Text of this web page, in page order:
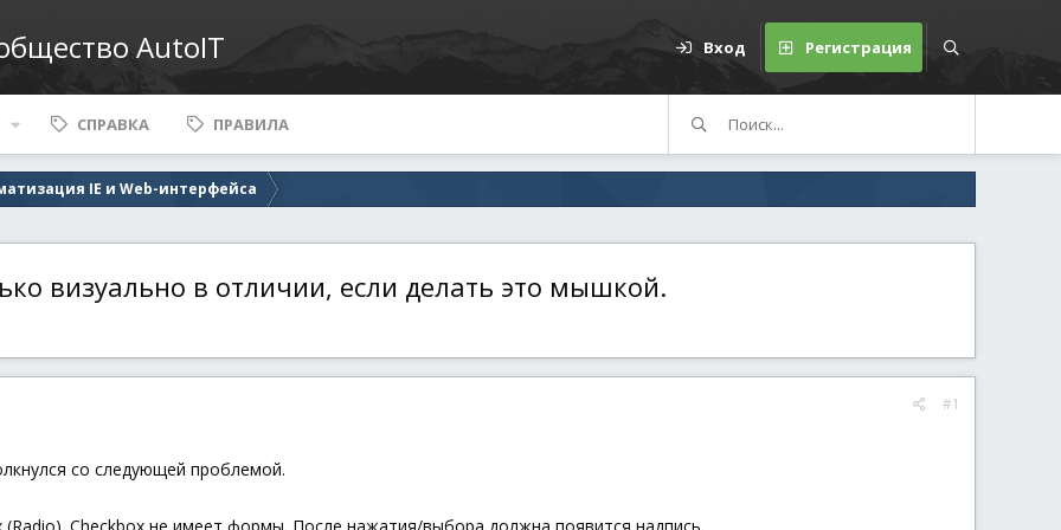
AutoIT Вход Регистрация
СПРАВКА ПРАВИЛА
IE и Web-интерфейса
визуально в отличии, если делать это мышкой.
#1
со следующей проблемой.